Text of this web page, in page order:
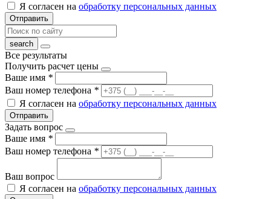
Я согласен на обработку персональных данных
Отправить
Все результаты
Получить расчет цены
Ваше имя *
Ваш номер телефона *
Я согласен на обработку персональных данных
Отправить
Задать вопрос
Ваше имя *
Ваш номер телефона *
Ваш вопрос
Я согласен на обработку персональных данных